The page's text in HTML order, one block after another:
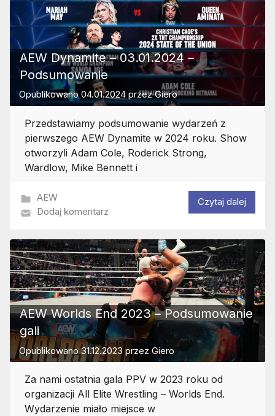
AEW Dynamite – 03.01.2024 –
Podsumowanie
Opublikowano04.01.2024 przezGiero
Przedstawiamy podsumowanie wydarzeń z
pierwszego AEW Dynamite w 2024 roku. Show
otworzyli Adam Cole, Roderick Strong,
Wardlow, Mike Bennett i
AEW
Dodaj komentarz
Czytaj dalej
AEW Worlds End 2023 – Podsumowanie
gali
Opublikowano31.12.2023przez Giero
Za nami ostatnia gala PPV w 2023 roku od
organizacji All Elite Wrestling – Worlds End.
Wydarzenie miało miejsce w